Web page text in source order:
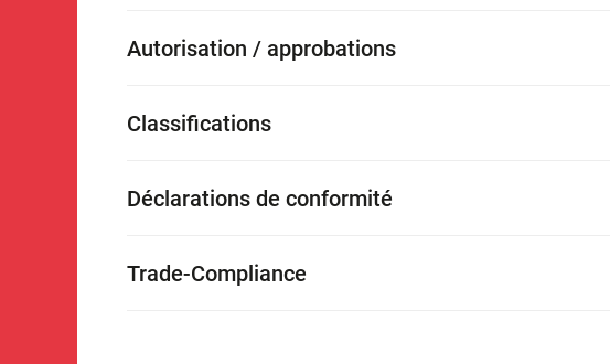
Autorisation / approbations
Classifications
Déclarations de conformité
Trade-Compliance